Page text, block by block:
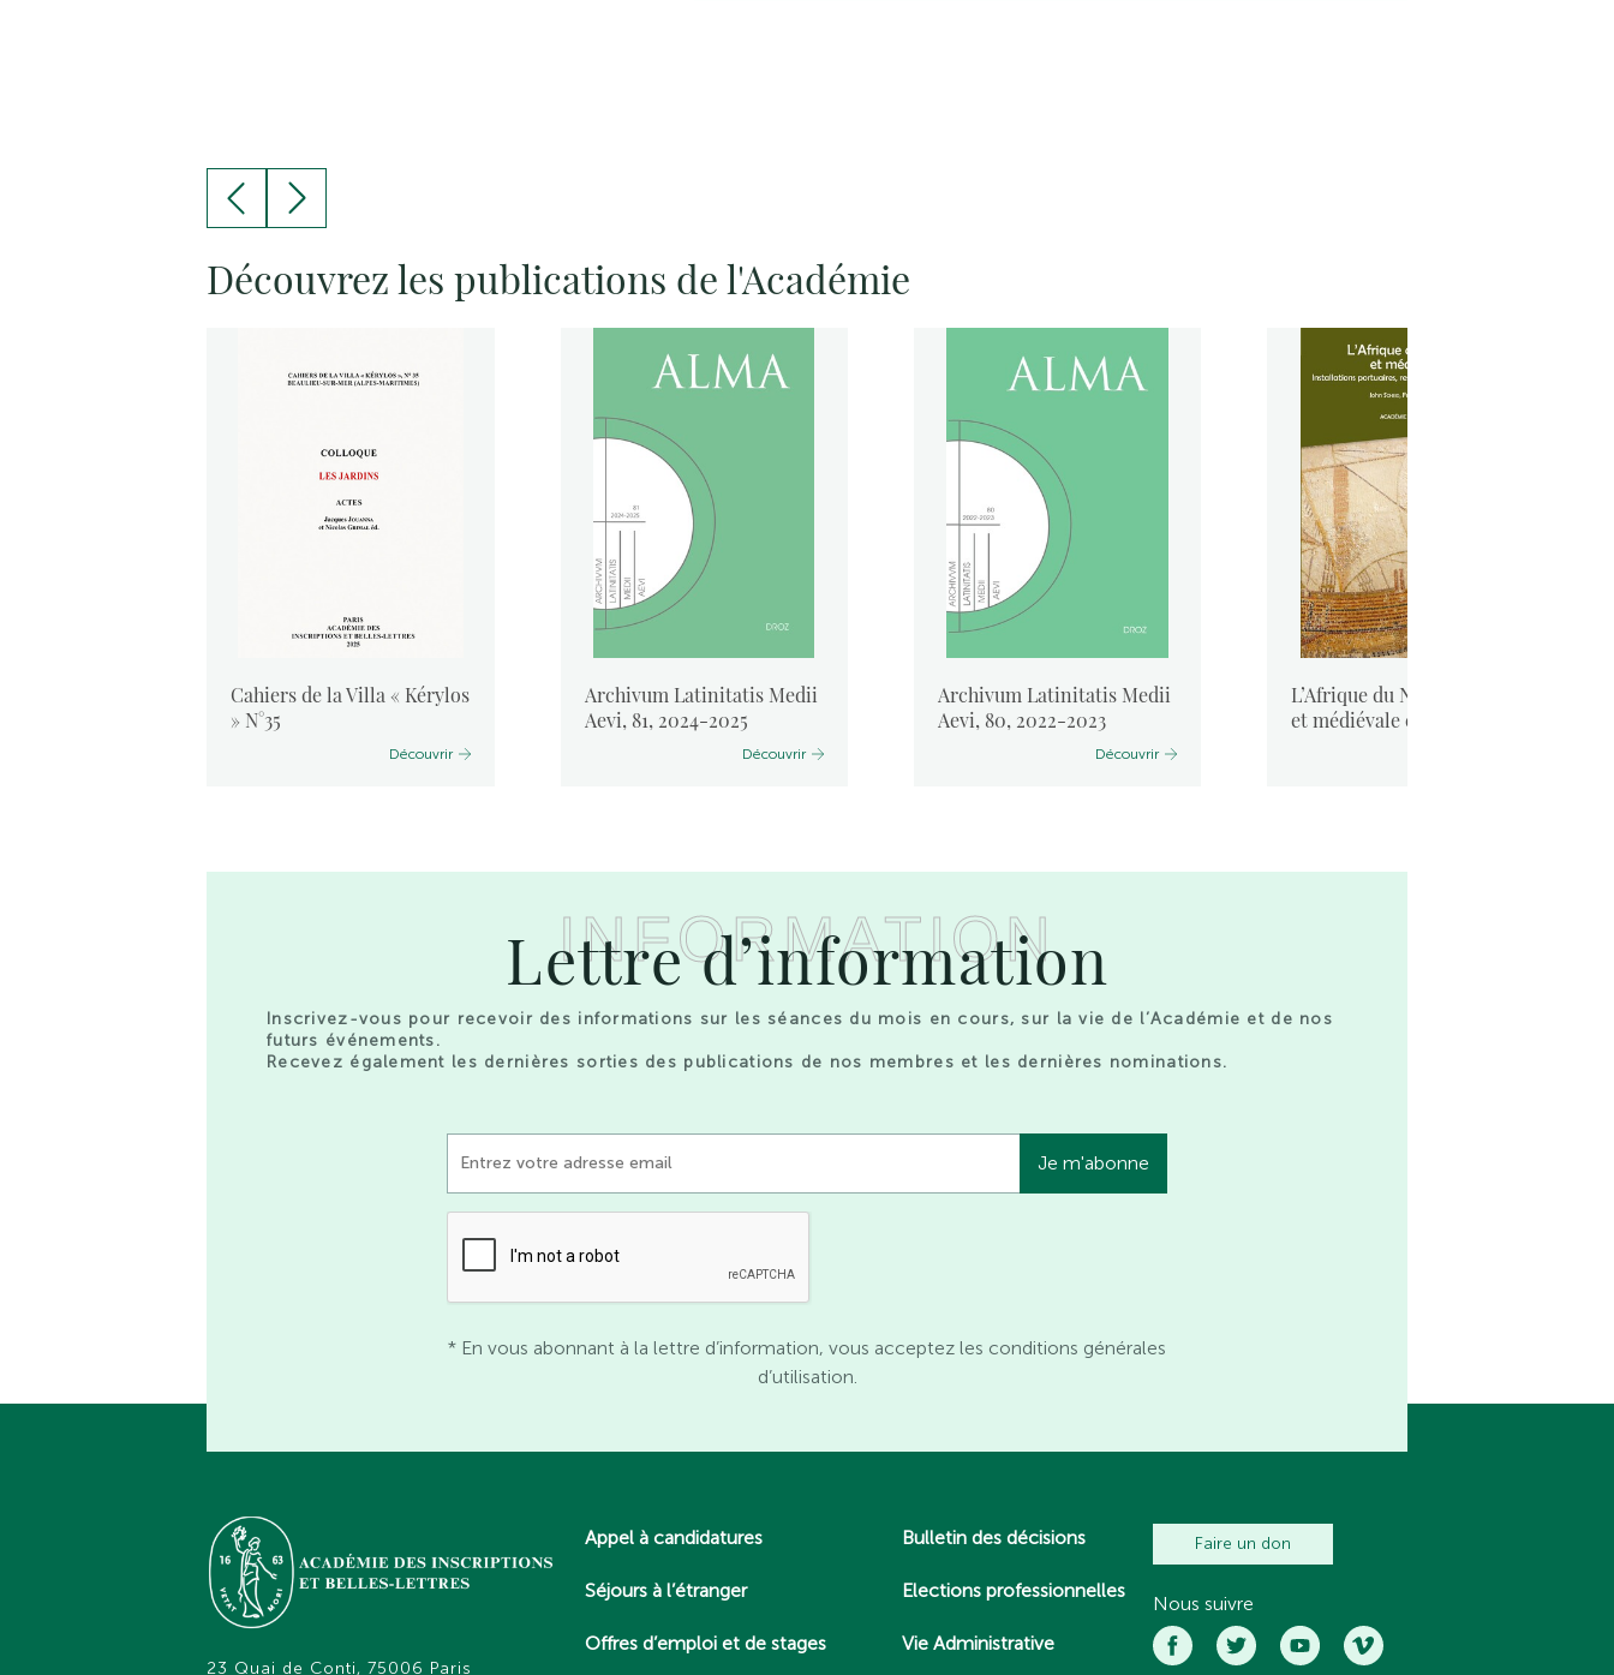
Découvrez les publications de l'Académie
Cahiers de la Villa « Kérylos
» N°35
Découvrir
Archivum Latinitatis Medii
Aevi, 81, 2024-2025
Découvrir
Archivum Latinitatis Medii
Aevi, 80, 2022-2023
Découvrir
L’Afrique du Nord antique
et médiévale et la mer. ...
INFORMATION
Lettre d’information
Inscrivez-vous pour recevoir des informations sur les séances du mois en cours, sur la vie de l’Académie et de nos
futurs événements.
Recevez également les dernières sorties des publications de nos membres et les dernières nominations.
* En vous abonnant à la lettre d’information, vous acceptez les conditions générales
d’utilisation.
23 Quai de Conti, 75006 Paris
Appel à candidatures
Séjours à l’étranger
Offres d’emploi et de stages
Bulletin des décisions
Elections professionnelles
Vie Administrative
Faire un don
Nous suivre